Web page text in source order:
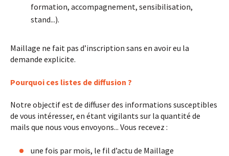
formation, accompagnement, sensibilisation,
stand...).
Maillage ne fait pas d’inscription sans en avoir eu la
demande explicite.
Pourquoi ces listes de diffusion ?
Notre objectif est de diffuser des informations susceptibles
de vous intéresser, en étant vigilants sur la quantité de
mails que nous vous envoyons... Vous recevez :
une fois par mois, le fil d’actu de Maillage